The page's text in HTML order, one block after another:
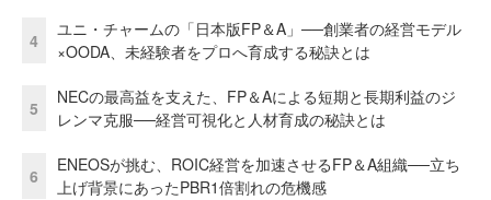
4
ユニ・チャームの「日本版FP＆A」──創業者の経営モデル
×OODA、未経験者をプロへ育成する秘訣とは
5
NECの最高益を支えた、FP＆Aによる短期と長期利益のジ
レンマ克服──経営可視化と人材育成の秘訣とは
6
ENEOSが挑む、ROIC経営を加速させるFP＆A組織──立ち
上げ背景にあったPBR1倍割れの危機感